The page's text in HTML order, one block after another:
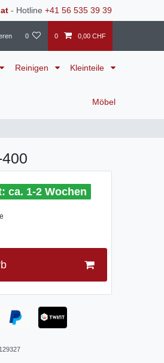
- Hotline +41 56 535 39 39
0 0 0,00 CHF
Reinigen Kleinteile
Möbel
ca. 1-2 Wochen
129327